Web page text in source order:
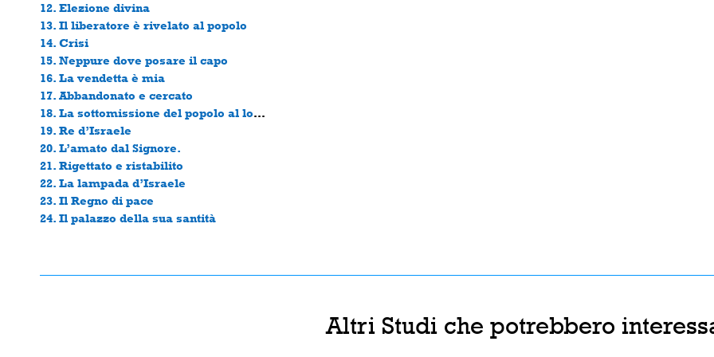
12. Elezione divina
13. Il liberatore è rivelato al popolo
14. Crisi
15. Neppure dove posare il capo
16. La vendetta è mia
17. Abbandonato e cercato
18. La sottomissione del popolo al loro re
19. Re d’Israele
20. L’amato dal Signore.
21. Rigettato e ristabilito
22. La lampada d’Israele
23. Il Regno di pace
24. Il palazzo della sua santità
Altri Studi che potrebbero